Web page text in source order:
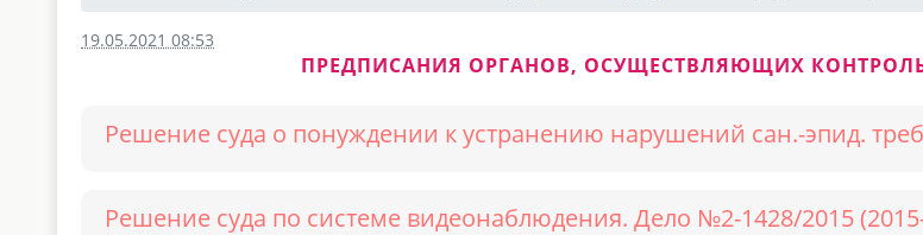
19.05.2021 08:53
ПРЕДПИСАНИЯ ОРГАНОВ, ОСУЩЕСТВЛЯЮЩИХ
Решение суда о понуждении к устранению нарушений сан.-эпид.
Решение суда по системе видеонаблюдения. Дело №2-1428/2015